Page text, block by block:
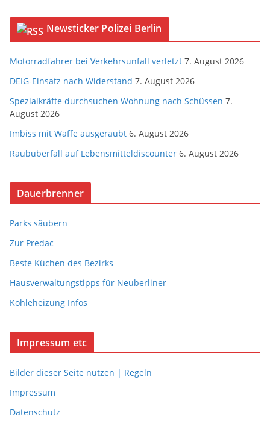
Newsticker Polizei Berlin
Motorradfahrer bei Verkehrsunfall verletzt 7. August 2026
DEIG-Einsatz nach Widerstand 7. August 2026
Spezialkräfte durchsuchen Wohnung nach Schüssen 7.
August 2026
Imbiss mit Waffe ausgeraubt 6. August 2026
Raubüberfall auf Lebensmitteldiscounter 6. August 2026
Dauerbrenner
Parks säubern
Zur Predac
Beste Küchen des Bezirks
Hausverwaltungstipps für Neuberliner
Kohleheizung Infos
Impressum etc
Bilder dieser Seite nutzen | Regeln
Impressum
Datenschutz